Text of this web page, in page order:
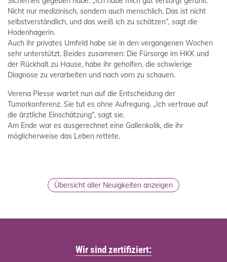
Nicht nur medizinisch, sondern auch menschlich. Das ist nicht
selbstverständlich, und das weiß ich zu schätzen“, sagt die
Hodenhagerin.
Auch ihr privates Umfeld habe sie in den vergangenen Wochen
sehr unterstützt. Beides zusammen: Die Fürsorge im HKK und
der Rückhalt zu Hause, habe ihr geholfen, die schwierige
Diagnose zu verarbeiten und nach vorn zu schauen.
Verena Plesse wartet nun auf die Entscheidung der
Tumorkonferenz. Sie tut es ohne Aufregung. „Ich vertraue auf
die ärztliche Einschätzung“, sagt sie.
Am Ende war es ausgerechnet eine Gallenkolik, die ihr
möglicherweise das Leben rettete.
Übersicht aller Neuigkeiten anzeigen
Wir sind zertifiziert: